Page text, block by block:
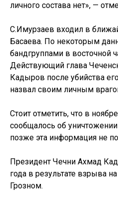
личного состава нет», —
С.Имурзаев входил в
Басаева. По некоторым
бандгруппами в восточной
Действующий глава
Кадыров после убийства
назвал своим личным
Стоит отметить, что в
сообщалось об
позже эта информация не
Президент Чечни Ахмад
года в результате взрыва
Грозном.